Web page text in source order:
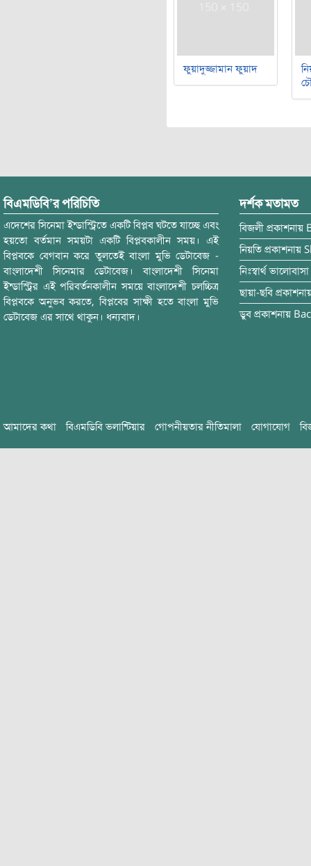
ফুয়াদুজ্জামান ফুয়াদ
বিএমডিবি’র পরিচিতি
এদেশের সিনেমা ইন্ডাস্ট্রিতে একটি বিপ্লব ঘটতে যাচ্ছে এবং
হয়তো বর্তমান সময়টা একটি বিপ্লবকালীন সময়। এই
বিপ্লবকে বেগবান করে তুলতেই বাংলা মুভি ডেটাবেজ -
বাংলাদেশী সিনেমার ডেটাবেজ। বাংলাদেশী সিনেমা
ইন্ডাস্ট্রির এই পরিবর্তনকালীন সময়ে বাংলাদেশী চলচ্চিত্র
বিপ্লবকে অনুভব করতে, বিপ্লবের সাক্ষী হতে বাংলা মুভি
ডেটাবেজ এর সাথে থাকুন। ধন্যবাদ।
দর্শক মতামত
বিজলী প্রকাশনায়
নিয়তি প্রকাশনায়
নিঃস্বার্থ ভালোবাসা
ছায়া-ছবি
ডুব প্রকাশনায়
আমাদের কথা বিএমডিবি ভলান্টিয়ার গোপনীয়তার নীতিমালা যোগাযোগ